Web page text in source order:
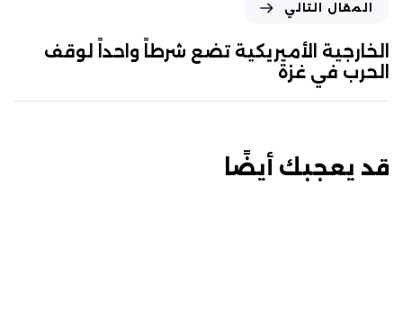
المقال التالي
الخارجية الأميريكية تضع شرطاً واحداً لوقف
الحرب في غزة
قد يعجبك أيضًا